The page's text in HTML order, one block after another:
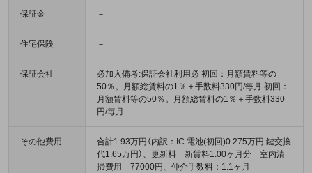
保証金 －
住宅保険 －
保証会社
必加入備考:保証会社利用必 初回：月額賃料等の
50％。月額総賃料の1％＋手数料330円/毎月 初回：
月額賃料等の50％。月額総賃料の1％＋手数料330
円/毎月
その他費用
合計1.93万円（内訳：IC 電池(初回)0.275万円 鍵交換
代1.65万円）、更新料 新賃料1.00ヶ月分 室内清
掃費用 77000円、仲介手数料：1.1ヶ月